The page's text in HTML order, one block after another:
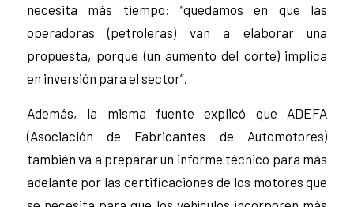
necesita más tiempo: “quedamos en que las
operadoras (petroleras) van a elaborar una
propuesta, porque (un aumento del corte) implica
en inversión para el sector”.
Además, la misma fuente explicó que ADEFA
(Asociación de Fabricantes de Automotores)
también va a preparar un informe técnico para más
adelante por las certificaciones de los motores que